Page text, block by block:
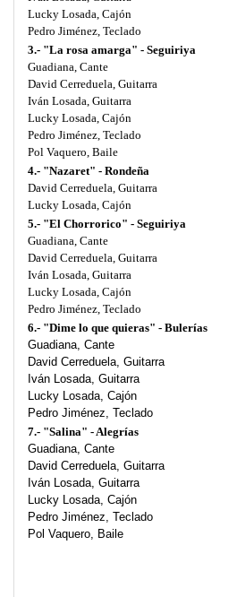
Lucky Losada, Cajón
Pedro Jiménez, Teclado
3.- "La rosa amarga" - Seguiriya
Guadiana, Cante
David Cerreduela, Guitarra
Iván Losada, Guitarra
Lucky Losada, Cajón
Pedro Jiménez, Teclado
Pol Vaquero, Baile
4.- "Nazaret" - Rondeña
David Cerreduela, Guitarra
Lucky Losada, Cajón
5.- "El Chorrorico" - Seguiriya
Guadiana, Cante
David Cerreduela, Guitarra
Iván Losada, Guitarra
Lucky Losada, Cajón
Pedro Jiménez, Teclado
6.- "Dime lo que quieras" - Bulerías
Guadiana, Cante
David Cerreduela, Guitarra
Iván Losada, Guitarra
Lucky Losada, Cajón
Pedro Jiménez, Teclado
7.- "Salina" - Alegrías
Guadiana, Cante
David Cerreduela, Guitarra
Iván Losada, Guitarra
Lucky Losada, Cajón
Pedro Jiménez, Teclado
Pol Vaquero, Baile